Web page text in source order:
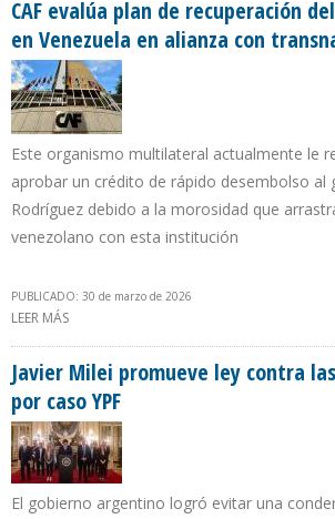
CAF evalúa plan de recuperación
en Venezuela en alianza con
Este organismo multilateral actualmente le
aprobar un crédito de rápido desembolso al
Rodríguez debido a la morosidad que
venezolano con esta institución
PUBLICADO: 30 de marzo de 2026
LEER MÁS
Javier Milei promueve ley contra
por caso YPF
El gobierno argentino logró evitar una